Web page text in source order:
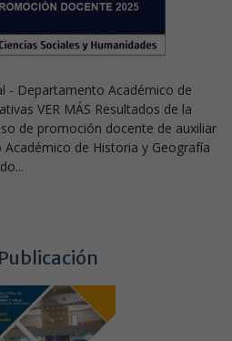
- Departamento Académico de
VER MÁS Resultados de la
de promoción docente de auxiliar
de Historia y Geografía